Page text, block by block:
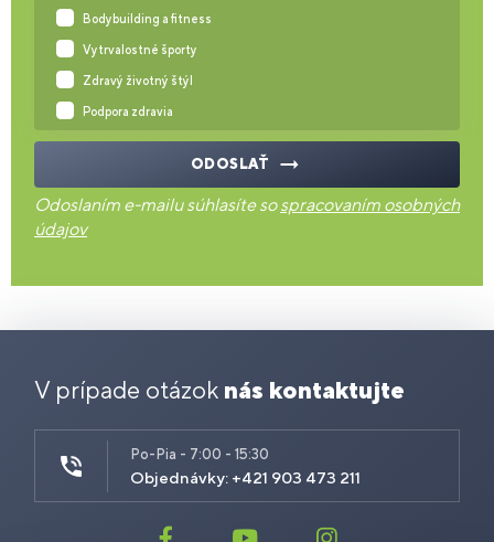
Bodybuilding a fitness
Vytrvalostné športy
Zdravý životný štýl
Podpora zdravia
ODOSLAŤ
Odoslaním e-mailu súhlasíte sospracovaním osobných
údajov
V prípade otázok nás kontaktujte
Po-Pia - 7:00 - 15:30
Objednávky: +421 903 473 211